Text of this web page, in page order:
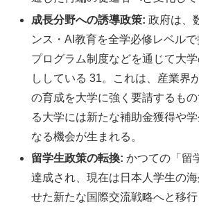
成長分野への誘導政策: 政府は、
ンス・AI教育を全学必修レベル
プログラム制度などを通じて大
ししている 31。これは、産業界
の育成を大学に強く要請するも
る大学には新たな補助金獲得や
なる機会が生まれる。
留学生政策の転換: かつての「留
達成され、現在は日本人学生の
せた新たな国際交流戦略へと移